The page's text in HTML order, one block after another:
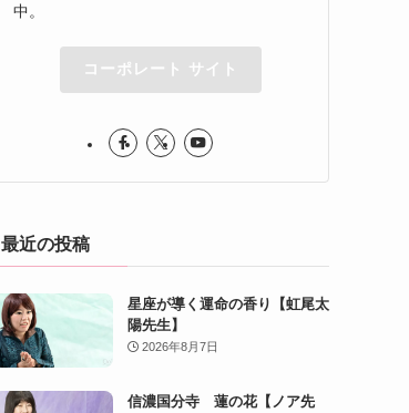
中。
コーポレート サイト
最近の投稿
星座が導く運命の香り【虹尾太
陽先生】
2026年8月7日
信濃国分寺 蓮の花【ノア先